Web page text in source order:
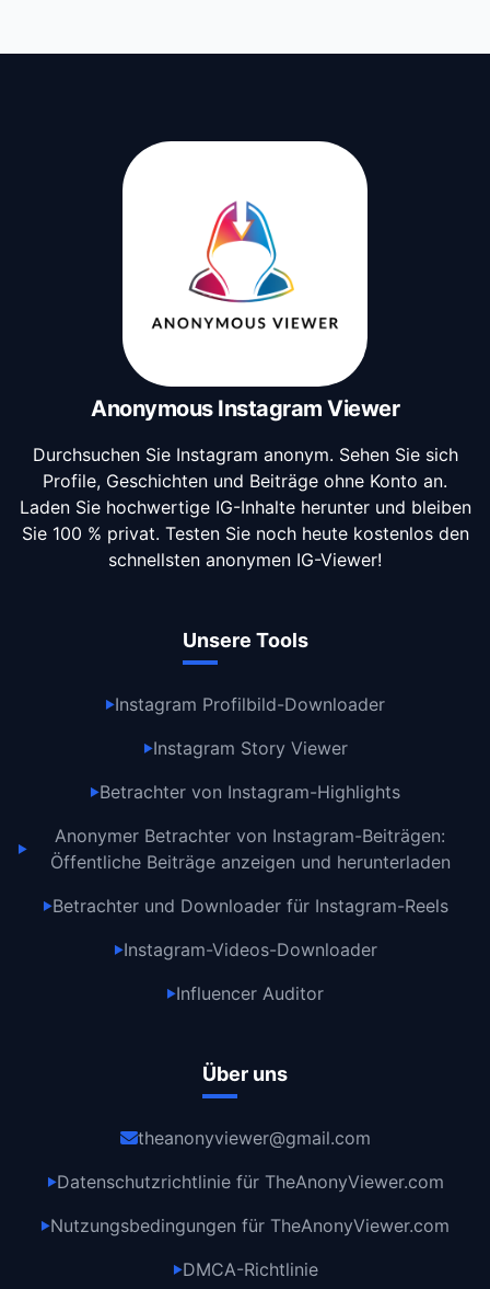
Anonymous Instagram Viewer
Durchsuchen Sie Instagram anonym. Sehen Sie sich
Profile, Geschichten und Beiträge ohne Konto an.
Laden Sie hochwertige IG-Inhalte herunter und bleiben
Sie 100 % privat. Testen Sie noch heute kostenlos den
schnellsten anonymen IG-Viewer!
Unsere Tools
▶Instagram Profilbild-Downloader
▶Instagram Story Viewer
▶Betrachter von Instagram-Highlights
▶
Anonymer Betrachter von Instagram-Beiträgen:
Öffentliche Beiträge anzeigen und herunterladen
▶Betrachter und Downloader für Instagram-Reels
▶Instagram-Videos-Downloader
▶Influencer Auditor
Über uns
theanonyviewer@gmail.com
▶Datenschutzrichtlinie für TheAnonyViewer.com
▶Nutzungsbedingungen für TheAnonyViewer.com
▶DMCA-Richtlinie